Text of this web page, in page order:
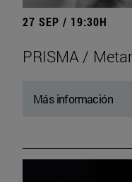
27 SEP / 19:30H
PRISMA /
Más información